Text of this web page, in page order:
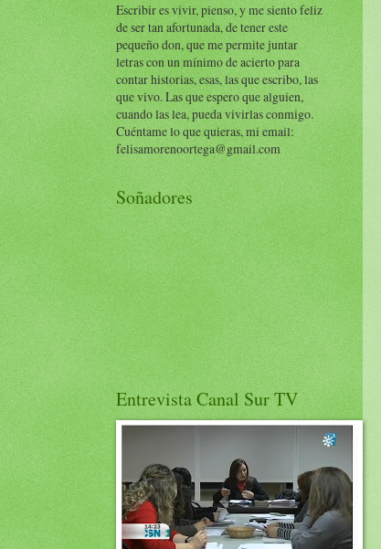
Escribir es vivir, pienso, y me siento feliz
de ser tan afortunada, de tener este
pequeño don, que me permite juntar
letras con un mínimo de acierto para
contar historias, esas, las que escribo, las
que vivo. Las que espero que alguien,
cuando las lea, pueda vivirlas conmigo.
Cuéntame lo que quieras, mi email:
felisamorenoortega@gmail.com
Soñadores
Entrevista Canal Sur TV